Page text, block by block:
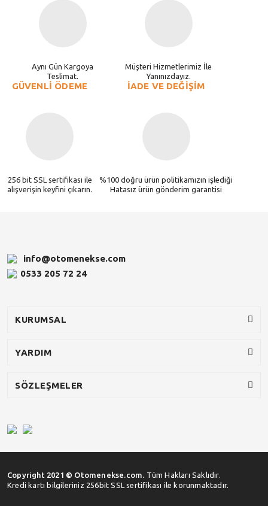
Aynı Gün Kargoya
Teslimat.
Müşteri Hizmetlerimiz İle
Yanınızdayız.
GÜVENLİ ÖDEME
256 bit SSL sertifikası ile
alışverişin keyfini çıkarın.
İADE VE DEĞİŞİM
%100 doğru ürün politikamızın işlediği
Hatasız ürün gönderim garantisi
info@otomenekse.com
0533 205 72 24
KURUMSAL
YARDIM
SÖZLEŞMELER
Copyright 2021 © Otomenekse.com. Tüm Hakları Saklıdır.
Kredi kartı bilgileriniz 256bit SSL sertifikası ile korunmaktadır.